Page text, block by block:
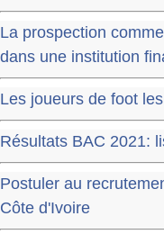
La prospection
dans une institution
Les joueurs de foot
Résultats BAC 2021:
Postuler au
Côte d'Ivoire